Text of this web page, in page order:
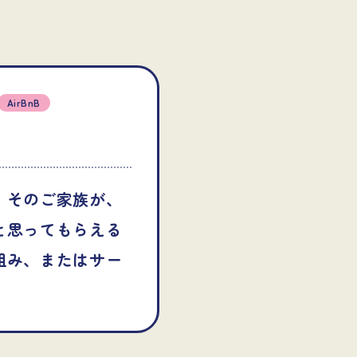
AirBnB
のご家族が、
ってもらえる
、またはサー